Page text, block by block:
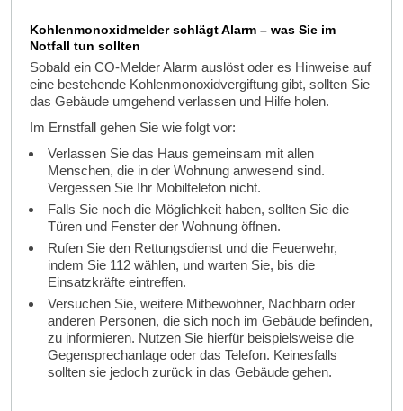
Kohlenmonoxidmelder schlägt Alarm – was Sie im
Notfall tun sollten
Sobald ein CO-Melder Alarm auslöst oder es Hinweise auf
eine bestehende Kohlenmonoxidvergiftung gibt, sollten Sie
das Gebäude umgehend verlassen und Hilfe holen.
Im Ernstfall gehen Sie wie folgt vor:
Verlassen Sie das Haus gemeinsam mit allen
Menschen, die in der Wohnung anwesend sind.
Vergessen Sie Ihr Mobiltelefon nicht.
Falls Sie noch die Möglichkeit haben, sollten Sie die
Türen und Fenster der Wohnung öffnen.
Rufen Sie den Rettungsdienst und die Feuerwehr,
indem Sie 112 wählen, und warten Sie, bis die
Einsatzkräfte eintreffen.
Versuchen Sie, weitere Mitbewohner, Nachbarn oder
anderen Personen, die sich noch im Gebäude befinden,
zu informieren. Nutzen Sie hierfür beispielsweise die
Gegensprechanlage oder das Telefon. Keinesfalls
sollten sie jedoch zurück in das Gebäude gehen.